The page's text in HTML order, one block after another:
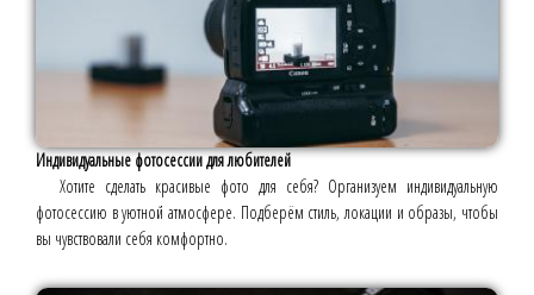
Индивидуальные фотосессии для любителей
Хотите сделать красивые фото для себя? Организуем индивидуальную
фотосессию в уютной атмосфере. Подберём стиль, локации и образы, чтобы
вы чувствовали себя комфортно.